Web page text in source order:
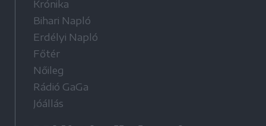
Krónika
Bihari Napló
Erdélyi Napló
Főtér
Nőileg
Rádió GaGa
Jóállás